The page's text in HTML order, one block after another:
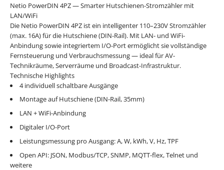
Netio PowerDIN 4PZ — Smarter Hutschienen-Stromzähler mit
LAN/WiFi
Die Netio PowerDIN 4PZ ist ein intelligenter 110–230V Stromzähler
(max. 16A) für die Hutschiene (DIN-Rail). Mit LAN- und WiFi-
Anbindung sowie integriertem I/O-Port ermöglicht sie vollständige
Fernsteuerung und Verbrauchsmessung — ideal für AV-
Technikräume, Serverräume und Broadcast-Infrastruktur.
Technische Highlights
4 individuell schaltbare Ausgänge
Montage auf Hutschiene (DIN-Rail, 35mm)
LAN + WiFi-Anbindung
Digitaler I/O-Port
Leistungsmessung pro Ausgang: A, W, kWh, V, Hz, TPF
Open API: JSON, Modbus/TCP, SNMP, MQTT-flex, Telnet und
weitere